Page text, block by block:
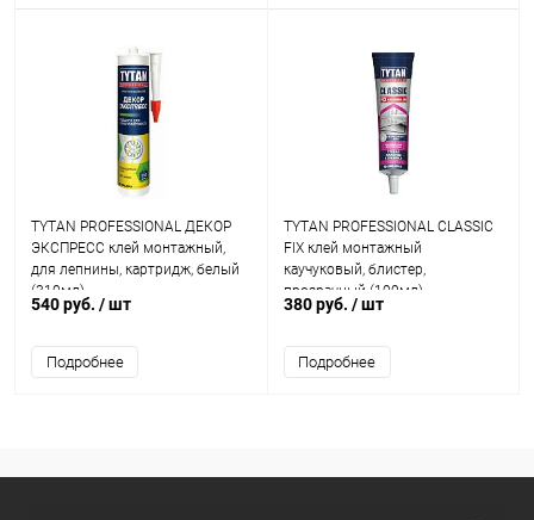
TYTAN PROFESSIONAL ДЕКОР
ЭКСПРЕСС клей монтажный,
для лепнины, картридж, белый
(310мл)
540 руб. / шт
Подробнее
TYTAN PROFESSIONAL CLASSIC
FIX клей монтажный
каучуковый, блистер,
прозрачный (100мл)
380 руб. / шт
Подробнее